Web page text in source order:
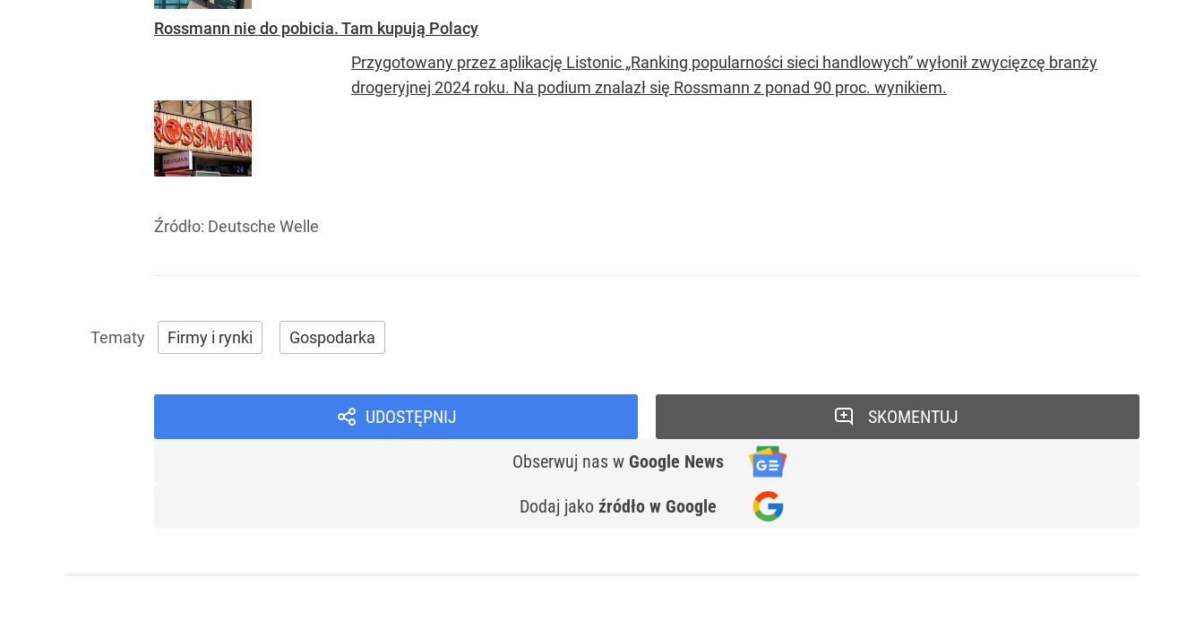
Rossmann nie do pobicia. Tam kupują Polacy
Przygotowany przez aplikację Listonic „Ranking popularności sieci handlowych” wyłonił zwycięzcę branży
drogeryjnej 2024 roku. Na podium znalazł się Rossmann z ponad 90 proc. wynikiem.
Źródło: Deutsche Welle
Firmy i rynki Gospodarka
UDOSTĘPNIJ
Obserwuj nas w Google News
Dodaj jako źródło w Google
SKOMENTUJ